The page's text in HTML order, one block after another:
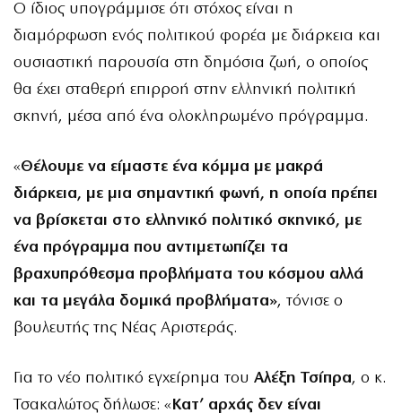
Ο ίδιος υπογράμμισε ότι στόχος είναι η
διαμόρφωση ενός πολιτικού φορέα με διάρκεια και
ουσιαστική παρουσία στη δημόσια ζωή, ο οποίος
θα έχει σταθερή επιρροή στην ελληνική πολιτική
σκηνή, μέσα από ένα ολοκληρωμένο πρόγραμμα.
«Θέλουμε να είμαστε ένα κόμμα με μακρά
διάρκεια, με μια σημαντική φωνή, η οποία πρέπει
να βρίσκεται στο ελληνικό πολιτικό σκηνικό, με
ένα πρόγραμμα που αντιμετωπίζει τα
βραχυπρόθεσμα προβλήματα του κόσμου αλλά
και τα μεγάλα δομικά προβλήματα», τόνισε ο
βουλευτής της Νέας Αριστεράς.
Για το νέο πολιτικό εγχείρημα του Αλέξη Τσίπρα, ο κ.
Τσακαλώτος δήλωσε: «Κατ’ αρχάς δεν είναι